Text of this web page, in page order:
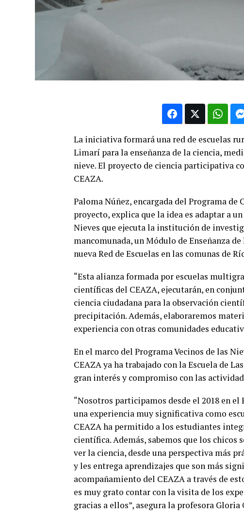
La iniciativa formará una red de escuelas
Limarí para la enseñanza de la ciencia,
nieve. El proyecto de ciencia participativa
CEAZA.
Paloma Núñez, encargada del Programa
proyecto, explica que la idea es adaptar a
Nieves que ejecuta la institución de
mancomunada, un Módulo de Enseñanza
nueva Red de Escuelas en las comunas de
“Esta alianza formada por escuelas
científicas del CEAZA, ejecutarán, en
ciencia ciudadana para la observación
precipitación. Además, elaboraremos
experiencia con otras comunidades
En el marco del Programa Vecinos de las
CEAZA ya ha trabajado con la Escuela de
gran interés y compromiso con las
“Nosotros participamos desde el 2018 en
una experiencia muy significativa como
CEAZA ha permitido a los estudiantes
científica. Además, sabemos que los chicos
ver la ciencia, desde una perspectiva más
y les entrega aprendizajes que son más
acompañamiento del CEAZA a través de
es muy grato contar con la visita de los
gracias a ellos”, asegura la profesora Gloria